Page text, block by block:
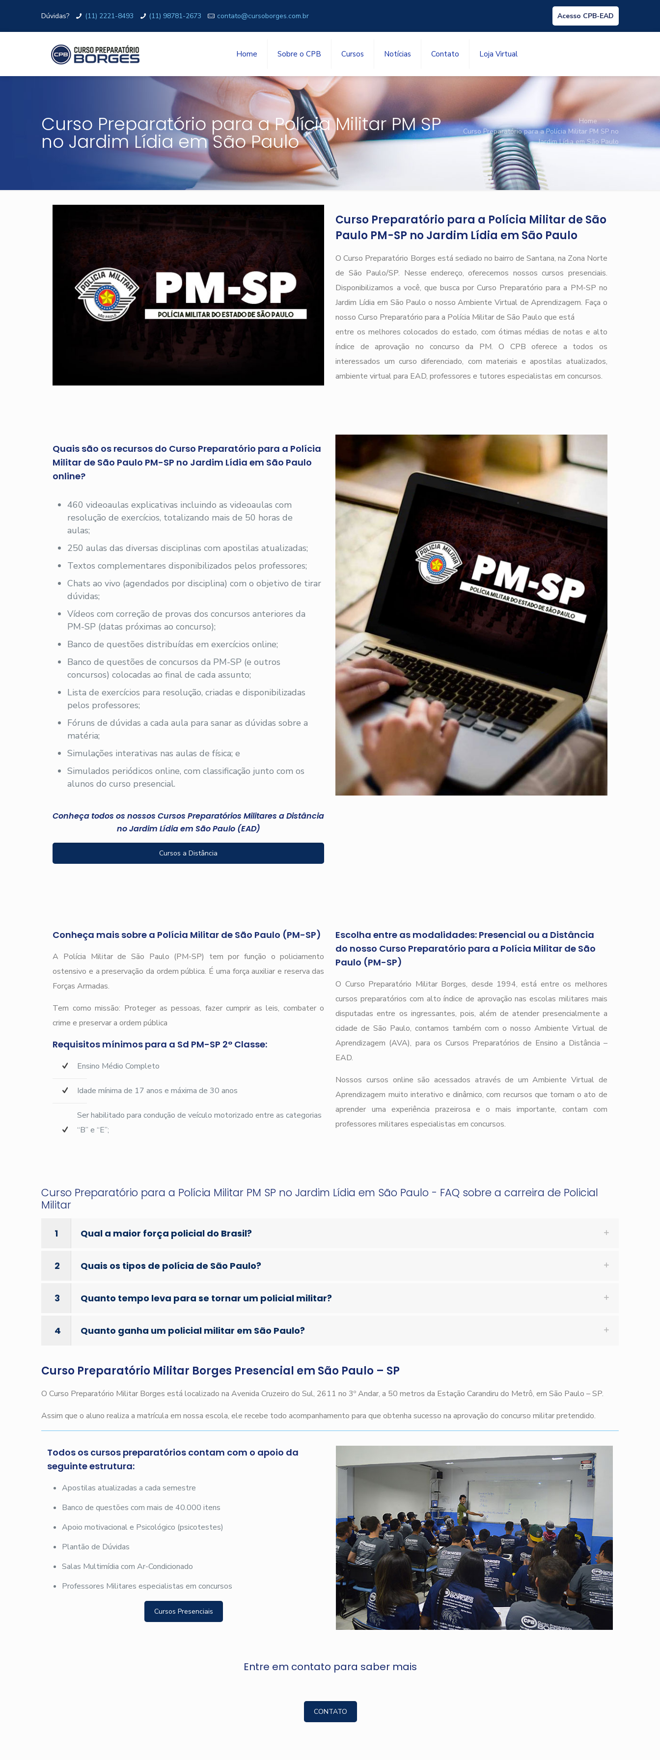
Dúvidas? (11) 2221-8493 (11) 98781-2673 contato@cursoborges.com.br Acesso CPB-EAD
Home Sobre o CPB Cursos Notícias Contato Loja Virtual
Curso Preparatório para a Polícia Militar PM SP
no Jardim Lídia em São Paulo
Home
Curso Preparatório para a Polícia Militar PM SP no
Jardim Lídia em São Paulo
Curso Preparatório para a Polícia Militar de São
Paulo PM-SP no Jardim Lídia em São Paulo
O Curso Preparatório Borges está sediado no bairro de Santana, na Zona Norte
de São Paulo/SP. Nesse endereço, oferecemos nossos cursos presenciais.
Disponibilizamos a você, que busca por Curso Preparatório para a PM-SP no
Jardim Lídia em São Paulo o nosso Ambiente Virtual de Aprendizagem. Faça o
nosso Curso Preparatório para a Polícia Militar de São Paulo que está
entre os melhores colocados do estado, com ótimas médias de notas e alto
índice de aprovação no concurso da PM. O CPB oferece a todos os
interessados um curso diferenciado, com materiais e apostilas atualizados,
ambiente virtual para EAD, professores e tutores especialistas em concursos.
Quais são os recursos do Curso Preparatório para a Polícia
Militar de São Paulo PM-SP no Jardim Lídia em São Paulo
online?
460 videoaulas explicativas incluindo as videoaulas com
resolução de exercícios, totalizando mais de 50 horas de
aulas;
250 aulas das diversas disciplinas com apostilas atualizadas;
Textos complementares disponibilizados pelos professores;
Chats ao vivo (agendados por disciplina) com o objetivo de tirar
dúvidas;
Vídeos com correção de provas dos concursos anteriores da
PM-SP (datas próximas ao concurso);
Banco de questões distribuídas em exercícios online;
Banco de questões de concursos da PM-SP (e outros
concursos) colocadas ao final de cada assunto;
Lista de exercícios para resolução, criadas e disponibilizadas
pelos professores;
Fóruns de dúvidas a cada aula para sanar as dúvidas sobre a
matéria;
Simulações interativas nas aulas de física; e
Simulados periódicos online, com classificação junto com os
alunos do curso presencial.
Conheça todos os nossos Cursos Preparatórios Militares a Distância
no Jardim Lídia em São Paulo (EAD)
Cursos a Distância
Conheça mais sobre a Polícia Militar de São Paulo (PM-SP)
A Polícia Militar de São Paulo (PM-SP) tem por função o policiamento
ostensivo e a preservação da ordem pública. É uma força auxiliar e reserva das
Forças Armadas.
Tem como missão: Proteger as pessoas, fazer cumprir as leis, combater o
crime e preservar a ordem pública
Requisitos mínimos para a Sd PM-SP 2° Classe:
Ensino Médio Completo
Idade mínima de 17 anos e máxima de 30 anos
Ser habilitado para condução de veículo motorizado entre as categorias
“B” e “E”;
Escolha entre as modalidades: Presencial ou a Distância
do nosso Curso Preparatório para a Polícia Militar de São
Paulo (PM-SP)
O Curso Preparatório Militar Borges, desde 1994, está entre os melhores
cursos preparatórios com alto índice de aprovação nas escolas militares mais
disputadas entre os ingressantes, pois, além de atender presencialmente a
cidade de São Paulo, contamos também com o nosso Ambiente Virtual de
Aprendizagem (AVA), para os Cursos Preparatórios de Ensino a Distância –
EAD.
Nossos cursos online são acessados através de um Ambiente Virtual de
Aprendizagem muito interativo e dinâmico, com recursos que tornam o ato de
aprender uma experiência prazeirosa e o mais importante, contam com
professores militares especialistas em concursos.
Curso Preparatório para a Polícia Militar PM SP no Jardim Lídia em São Paulo - FAQ sobre a carreira de Policial
Militar
1 Qual a maior força policial do Brasil?
2 Quais os tipos de polícia de São Paulo?
3 Quanto tempo leva para se tornar um policial militar?
4 Quanto ganha um policial militar em São Paulo?
Curso Preparatório Militar Borges Presencial em São Paulo – SP
O Curso Preparatório Militar Borges está localizado na Avenida Cruzeiro do Sul, 2611 no 3º Andar, a 50 metros da Estação Carandiru do Metrô, em São Paulo – SP.
Assim que o aluno realiza a matrícula em nossa escola, ele recebe todo acompanhamento para que obtenha sucesso na aprovação do concurso militar pretendido.
Todos os cursos preparatórios contam com o apoio da
seguinte estrutura:
Apostilas atualizadas a cada semestre
Banco de questões com mais de 40.000 itens
Apoio motivacional e Psicológico (psicotestes)
Plantão de Dúvidas
Salas Multimídia com Ar-Condicionado
Professores Militares especialistas em concursos
Cursos Presenciais
Entre em contato para saber mais
CONTATO